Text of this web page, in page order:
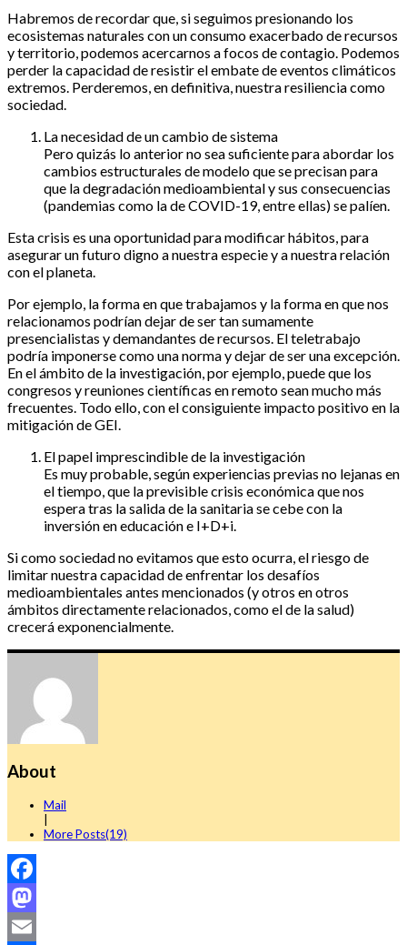
Habremos de recordar que, si seguimos presionando los
ecosistemas naturales con un consumo exacerbado de recursos
y territorio, podemos acercarnos a focos de contagio. Podemos
perder la capacidad de resistir el embate de eventos climáticos
extremos. Perderemos, en definitiva, nuestra resiliencia como
sociedad.
La necesidad de un cambio de sistema
Pero quizás lo anterior no sea suficiente para abordar los
cambios estructurales de modelo que se precisan para
que la degradación medioambiental y sus consecuencias
(pandemias como la de COVID-19, entre ellas) se palíen.
Esta crisis es una oportunidad para modificar hábitos, para
asegurar un futuro digno a nuestra especie y a nuestra relación
con el planeta.
Por ejemplo, la forma en que trabajamos y la forma en que nos
relacionamos podrían dejar de ser tan sumamente
presencialistas y demandantes de recursos. El teletrabajo
podría imponerse como una norma y dejar de ser una excepción.
En el ámbito de la investigación, por ejemplo, puede que los
congresos y reuniones científicas en remoto sean mucho más
frecuentes. Todo ello, con el consiguiente impacto positivo en la
mitigación de GEI.
El papel imprescindible de la investigación
Es muy probable, según experiencias previas no lejanas en
el tiempo, que la previsible crisis económica que nos
espera tras la salida de la sanitaria se cebe con la
inversión en educación e I+D+i.
Si como sociedad no evitamos que esto ocurra, el riesgo de
limitar nuestra capacidad de enfrentar los desafíos
medioambientales antes mencionados (y otros en otros
ámbitos directamente relacionados, como el de la salud)
crecerá exponencialmente.
About
Mail
More Posts(19)
Facebook
Mastodon